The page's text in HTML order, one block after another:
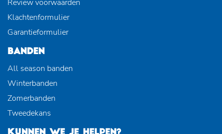
Review voorwaarden
Klachtenformulier
Garantieformulier
BANDEN
All season banden
Winterbanden
Zomerbanden
Tweedekans